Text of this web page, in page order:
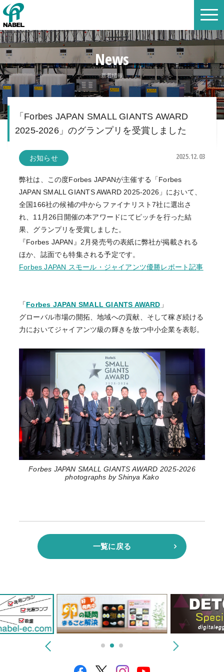
News
新着情報
「Forbes JAPAN SMALL GIANTS AWARD
2025-2026」のグランプリを受賞しました
お知らせ 2025.12.03
弊社は、この度Forbes JAPANが主催する「Forbes
JAPAN SMALL GIANTS AWARD 2025-2026」において、
全国166社の候補の中からファイナリスト7社に選出さ
れ、 11月26日開催の本アワードにてピッチを行った結
果、 グランプリを受賞しました。
『Forbes JAPAN』2月発売号の表紙に弊社が掲載される
ほか、 誌面でも特集される予定です。
Forbes JAPAN スモール・ジャイアンツ優勝レポート記事
「Forbes JAPAN SMALL GIANTS AWARD 」
グローバル市場の開拓、地域への貢献、 そして稼ぎ続ける
力においてジャイアンツ級の輝きを放つ中小企業を表彰。
Forbes JAPAN SMALL GIANTS AWARD 2025-2026
photographs by Shinya Kako
一覧に戻る